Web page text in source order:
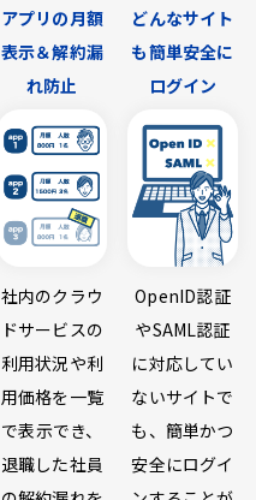
アプリの月額
表示＆解約漏
れ防止
社内のクラウ
ドサービスの
利用状況や利
用価格を一覧
で表示でき、
退職した社員
どんなサイト
も簡単安全に
ログイン
OpenID認証
やSAML認証
に対応してい
ないサイトで
も、簡単かつ
安全にログイ